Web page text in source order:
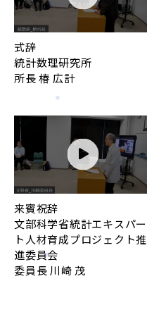
式辞
統計数理研究所
所長 椿 広計
来賓祝辞
文部科学省統計エキスパー
ト人材育成プロジェクト推
進委員会
委員長 川崎 茂